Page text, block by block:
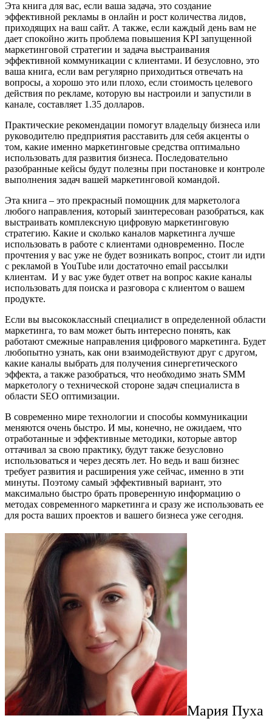
Эта книга для вас, если ваша задача, это создание
эффективной рекламы в онлайн и рост количества лидов,
приходящих на ваш сайт. А также, если каждый день вам не
дает спокойно жить проблема повышения KPI запущенной
маркетинговой стратегии и задача выстраивания
эффективной коммуникации с клиентами. И безусловно, это
ваша книга, если вам регулярно приходиться отвечать на
вопросы, а хорошо это или плохо, если стоимость целевого
действия по рекламе, которую вы настроили и запустили в
канале, составляет 1.35 долларов.
Практические рекомендации помогут владельцу бизнеса или
руководителю предприятия расставить для себя акценты о
том, какие именно маркетинговые средства оптимально
использовать для развития бизнеса. Последовательно
разобранные кейсы будут полезны при постановке и контроле
выполнения задач вашей маркетинговой командой.
Эта книга – это прекрасный помощник для маркетолога
любого направления, который заинтересован разобраться, как
выстраивать комплексную цифровую маркетинговую
стратегию. Какие и сколько каналов маркетинга лучше
использовать в работе с клиентами одновременно. После
прочтения у вас уже не будет возникать вопрос, стоит ли идти
с рекламой в YouTube или достаточно email рассылки
клиентам. И у вас уже будет ответ на вопрос какие каналы
использовать для поиска и разговора с клиентом о вашем
продукте.
Если вы высококлассный специалист в определенной области
маркетинга, то вам может быть интересно понять, как
работают смежные направления цифрового маркетинга. Будет
любопытно узнать, как они взаимодействуют друг с другом,
какие каналы выбрать для получения синергетического
эффекта, а также разобраться, что необходимо знать SMM
маркетологу о технической стороне задач специалиста в
области SEO оптимизации.
В современно мире технологии и способы коммуникации
меняются очень быстро. И мы, конечно, не ожидаем, что
отработанные и эффективные методики, которые автор
оттачивал за свою практику, будут также безусловно
использоваться и через десять лет. Но ведь и ваш бизнес
требует развития и расширения уже сейчас, именно в эти
минуты. Поэтому самый эффективный вариант, это
максимально быстро брать проверенную информацию о
методах современного маркетинга и сразу же использовать ее
для роста ваших проектов и вашего бизнеса уже сегодня.
Мария Пуха